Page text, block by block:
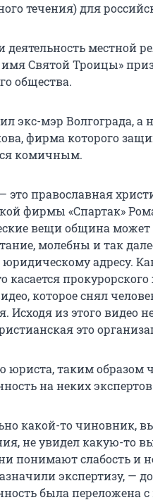
течения) для
деятельность местной
Святой Троицы»
общества.
экс-мэр Волгограда,
фирма которого
комичным.
это православная
фирмы «Спартак»
вещи община может
молебны и так
юридическому адресу.
касается
которое снял
Исходя из этого видео
это
юриста, таким образом
на неких
какой-то чиновник,
не увидел какую-то
понимают слабость и
экспертизу, —
была переложена